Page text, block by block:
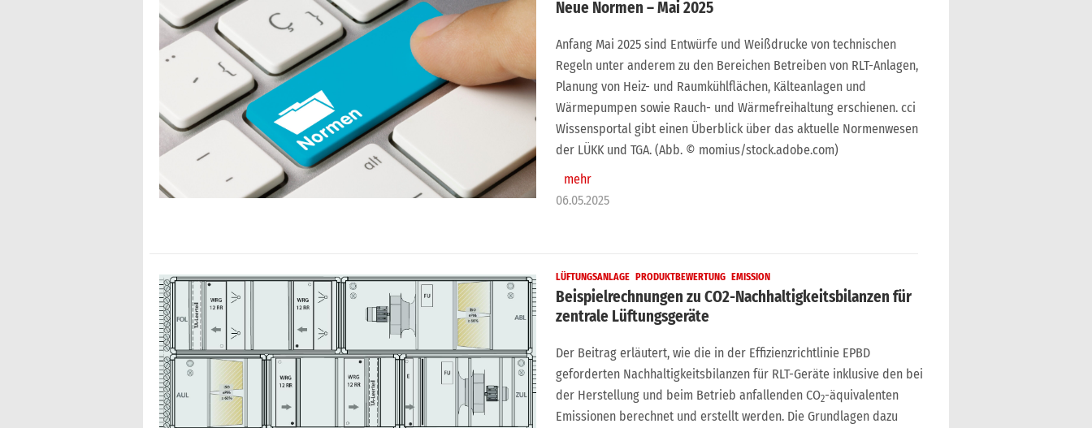
Neue Normen – Mai 2025
Anfang Mai 2025 sind Entwürfe und Weißdrucke von technischen
Regeln unter anderem zu den Bereichen Betreiben von RLT-Anlagen,
Planung von Heiz- und Raumkühlflächen, Kälteanlagen und
Wärmepumpen sowie Rauch- und Wärmefreihaltung erschienen. cci
Wissensportal gibt einen Überblick über das aktuelle Normenwesen
der LÜKK und TGA. (Abb. © momius/stock.adobe.com)
mehr
06.05.2025
LÜFTUNGSANLAGE PRODUKTBEWERTUNG EMISSION
Beispielrechnungen zu CO2-Nachhaltigkeitsbilanzen für
zentrale Lüftungsgeräte
Der Beitrag erläutert, wie die in der Effizienzrichtlinie EPBD
geforderten Nachhaltigkeitsbilanzen für RLT-Geräte inklusive den bei
der Herstellung und beim Betrieb anfallenden CO2-äquivalenten
Emissionen berechnet und erstellt werden. Die Grundlagen dazu